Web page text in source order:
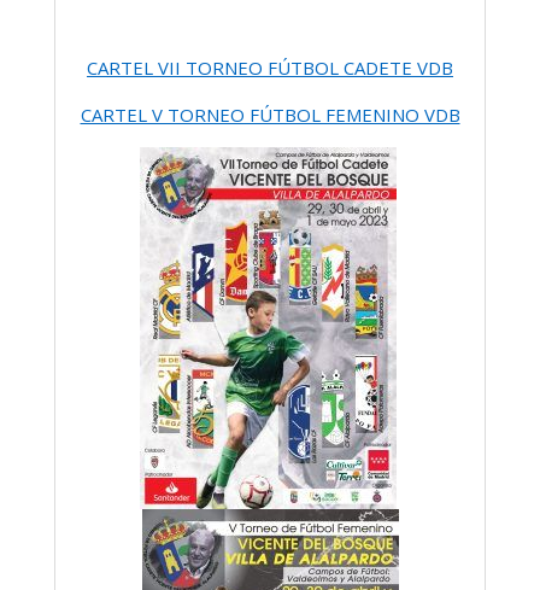
CARTEL VII TORNEO FÚTBOL CADETE VDB
CARTEL V TORNEO FÚTBOL FEMENINO VDB